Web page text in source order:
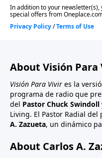
About Visión Para
Visión Para Vivir es la
programa de radio que
del Pastor Chuck Swindoll
Living. El Pastor Radial
A. Zazueta, un dinámico
About Carlos A.